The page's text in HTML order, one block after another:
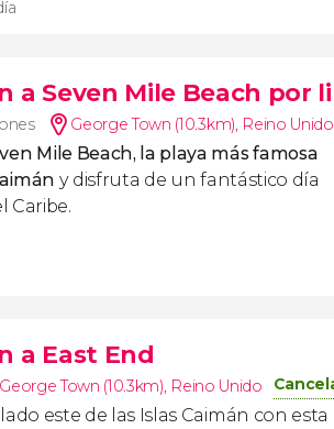
a Seven Mile Beach por
George Town (10.3km), Reino Unido
Mile Beach, la playa más famosa
y disfruta de un fantástico día
Caribe.
a East End
George Town (10.3km), Reino Unido
este de las Islas Caimán con esta